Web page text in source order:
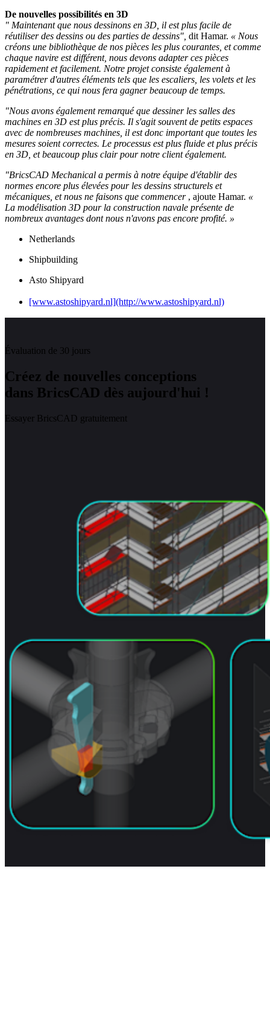
De nouvelles possibilités en 3D
" Maintenant que nous dessinons en 3D, il est plus facile de
réutiliser des dessins ou des parties de dessins", dit Hamar. « Nous
créons une bibliothèque de nos pièces les plus courantes, et comme
chaque navire est différent, nous devons adapter ces pièces
rapidement et facilement. Notre projet consiste également à
paramétrer d'autres éléments tels que les escaliers, les volets et les
pénétrations, ce qui nous fera gagner beaucoup de temps.
"Nous avons également remarqué que dessiner les salles des
machines en 3D est plus précis. Il s'agit souvent de petits espaces
avec de nombreuses machines, il est donc important que toutes les
mesures soient correctes. Le processus est plus fluide et plus précis
en 3D, et beaucoup plus clair pour notre client également.
"BricsCAD Mechanical a permis à notre équipe d'établir des
normes encore plus élevées pour les dessins structurels et
mécaniques, et nous ne faisons que commencer, ajoute Hamar. «
La modélisation 3D pour la construction navale présente de
nombreux avantages dont nous n'avons pas encore profité. »
Netherlands
Shipbuilding
Asto Shipyard
[www.astoshipyard.nl](http://www.astoshipyard.nl)
Évaluation de 30 jours
Créez de nouvelles conceptions
dans BricsCAD dès aujourd'hui !
Essayer BricsCAD gratuitement